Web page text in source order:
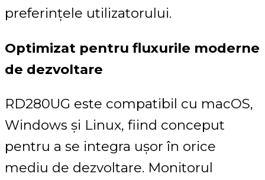
preferințele utilizatorului.
Optimizat pentru fluxurile moderne
de dezvoltare
RD280UG este compatibil cu macOS,
Windows și Linux, fiind conceput
pentru a se integra ușor în orice
mediu de dezvoltare. Monitorul